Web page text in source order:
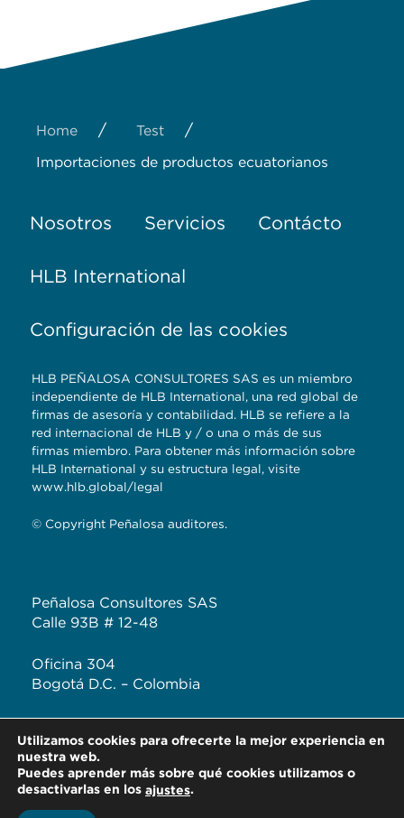
Home / Test /
Importaciones de productos ecuatorianos
Nosotros Servicios Contácto
HLB International
Configuración de las cookies
HLB PEÑALOSA CONSULTORES SAS es un miembro
independiente de HLB International, una red global de
firmas de asesoría y contabilidad. HLB se refiere a la
red internacional de HLB y / o una o más de sus
firmas miembro. Para obtener más información sobre
HLB International y su estructura legal, visite
www.hlb.global/legal
© Copyright Peñalosa auditores.
Peñalosa Consultores SAS
Calle 93B # 12-48
Oficina 304
Bogotá D.C. – Colombia
F: +57 313 444 3232
Utilizamos cookies para ofrecerte la mejor experiencia en
nuestra web.
Puedes aprender más sobre qué cookies utilizamos o
desactivarlas en los ajustes.